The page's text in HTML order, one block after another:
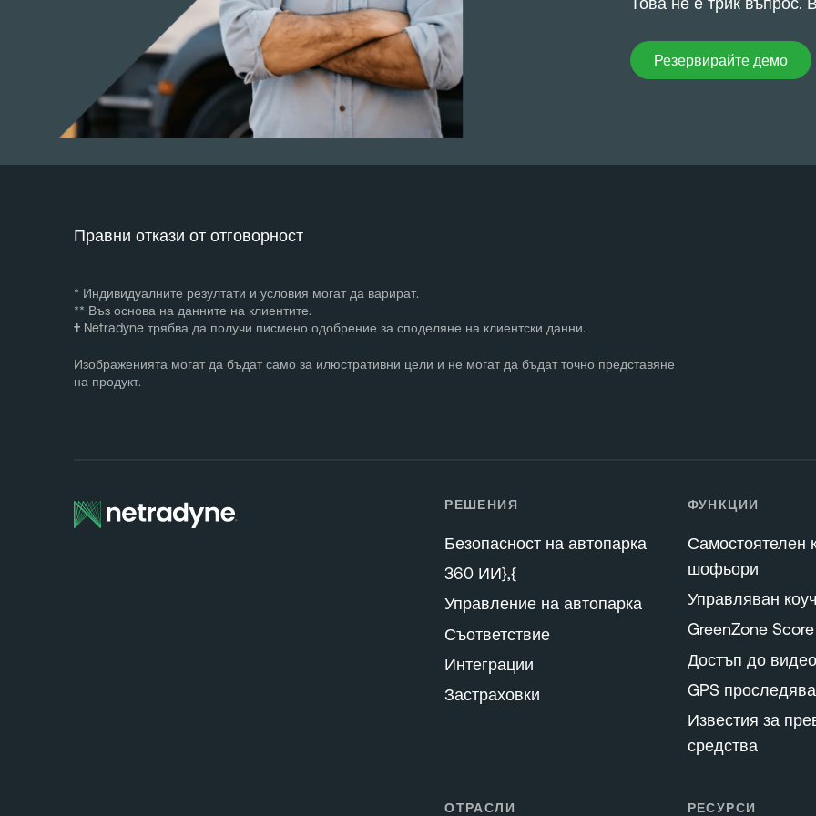
Резервирайте демо
Резервирайте демо
Правни откази от отговорност
* Индивидуалните резултати и условия могат да варират.
** Въз основа на данните на клиентите.
†Netradyne трябва да получи писмено одобрение за споделяне на клиентски данни.
Изображенията могат да бъдат само за илюстративни цели и не могат да бъдат точно представяне
на продукт.
РЕШЕНИЯ
Безопасност на автопарка
360 ИИ},{
Управление на автопарка
Съответствие
Интеграции
Застраховки
ФУНКЦИИ
Самостоятелен
шофьори
Управляван
GreenZone Score
Достъп до видео
GPS
Известия за
средства
ОТРАСЛИ РЕСУРСИ